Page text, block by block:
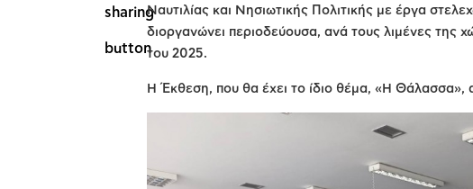
Ναυτιλίας και Νησιωτικής Πολιτικής με έργα
διοργανώνει περιοδεύουσα, ανά τους λιμένες της
του 2025.
Η Έκθεση, που θα έχει το ίδιο θέμα, «Η